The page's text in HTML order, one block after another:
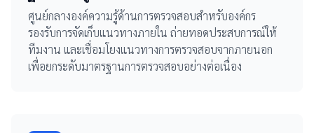
ศูนย์กลางองค์ความรู้ด้านการตรวจสอบสำหรับองค์กร
รองรับการจัดเก็บแนวทางภายใน ถ่ายทอดประสบการณ์ให้
ทีมงาน และเชื่อมโยงแนวทางการตรวจสอบจากภายนอก
เพื่อยกระดับมาตรฐานการตรวจสอบอย่างต่อเนื่อง